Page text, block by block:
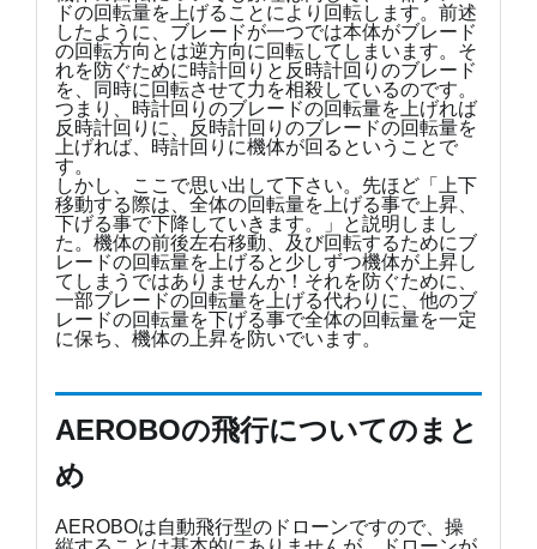
ドの回転量を上げることにより回転します。前述
したように、ブレードが一つでは本体がブレード
の回転方向とは逆方向に回転してしまいます。そ
れを防ぐために時計回りと反時計回りのブレード
を、同時に回転させて力を相殺しているのです。
つまり、時計回りのブレードの回転量を上げれば
反時計回りに、反時計回りのブレードの回転量を
上げれば、時計回りに機体が回るということで
す。
しかし、ここで思い出して下さい。先ほど「上下
移動する際は、全体の回転量を上げる事で上昇、
下げる事で下降していきます。」と説明しまし
た。機体の前後左右移動、及び回転するためにブ
レードの回転量を上げると少しずつ機体が上昇し
てしまうではありませんか！それを防ぐために、
一部ブレードの回転量を上げる代わりに、他のブ
レードの回転量を下げる事で全体の回転量を一定
に保ち、機体の上昇を防いでいます。
AEROBOの飛行についてのまと
め
AEROBOは自動飛行型のドローンですので、操